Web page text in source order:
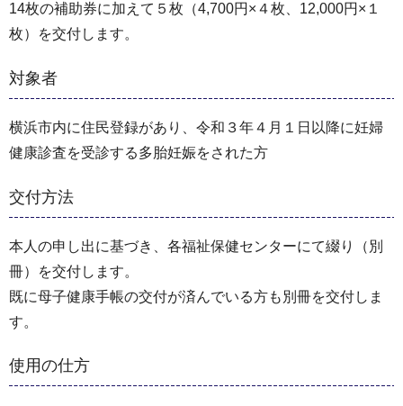
14枚の補助券に加えて５枚（4,700円×４枚、12,000円×１
枚）を交付します。
対象者
横浜市内に住民登録があり、令和３年４月１日以降に妊婦
健康診査を受診する多胎妊娠をされた方
交付方法
本人の申し出に基づき、各福祉保健センターにて綴り（別
冊）を交付します。
既に母子健康手帳の交付が済んでいる方も別冊を交付しま
す。
使用の仕方